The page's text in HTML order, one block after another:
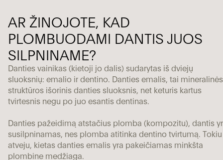
AR ŽINOJOTE, KAD
PLOMBUODAMI DANTIS JUOS
SILPNINAME?
Danties vainikas (kietoji jo dalis) sudarytas iš dviejų
sluoksnių: emalio ir dentino. Danties emalis, tai mineralinės
struktūros išorinis danties sluoksnis, net keturis kartus
tvirtesnis negu po juo esantis dentinas.
Danties pažeidimą atstačius plomba (kompozitu), dantis
susilpninamas, nes plomba atitinka dentino tvirtumą. Tokiu
atveju, kietas danties emalis yra pakeičiamas minkšta
plombine medžiaga.